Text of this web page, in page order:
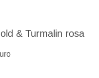
& Turmalin rosa